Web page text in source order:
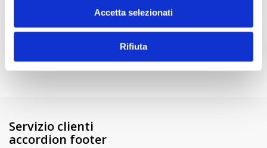
Accetta selezionati
Rifiuta
di provare la vernice su un punto non visibile.
Istruzioni per l'uso
Servizio clienti
accordion footer